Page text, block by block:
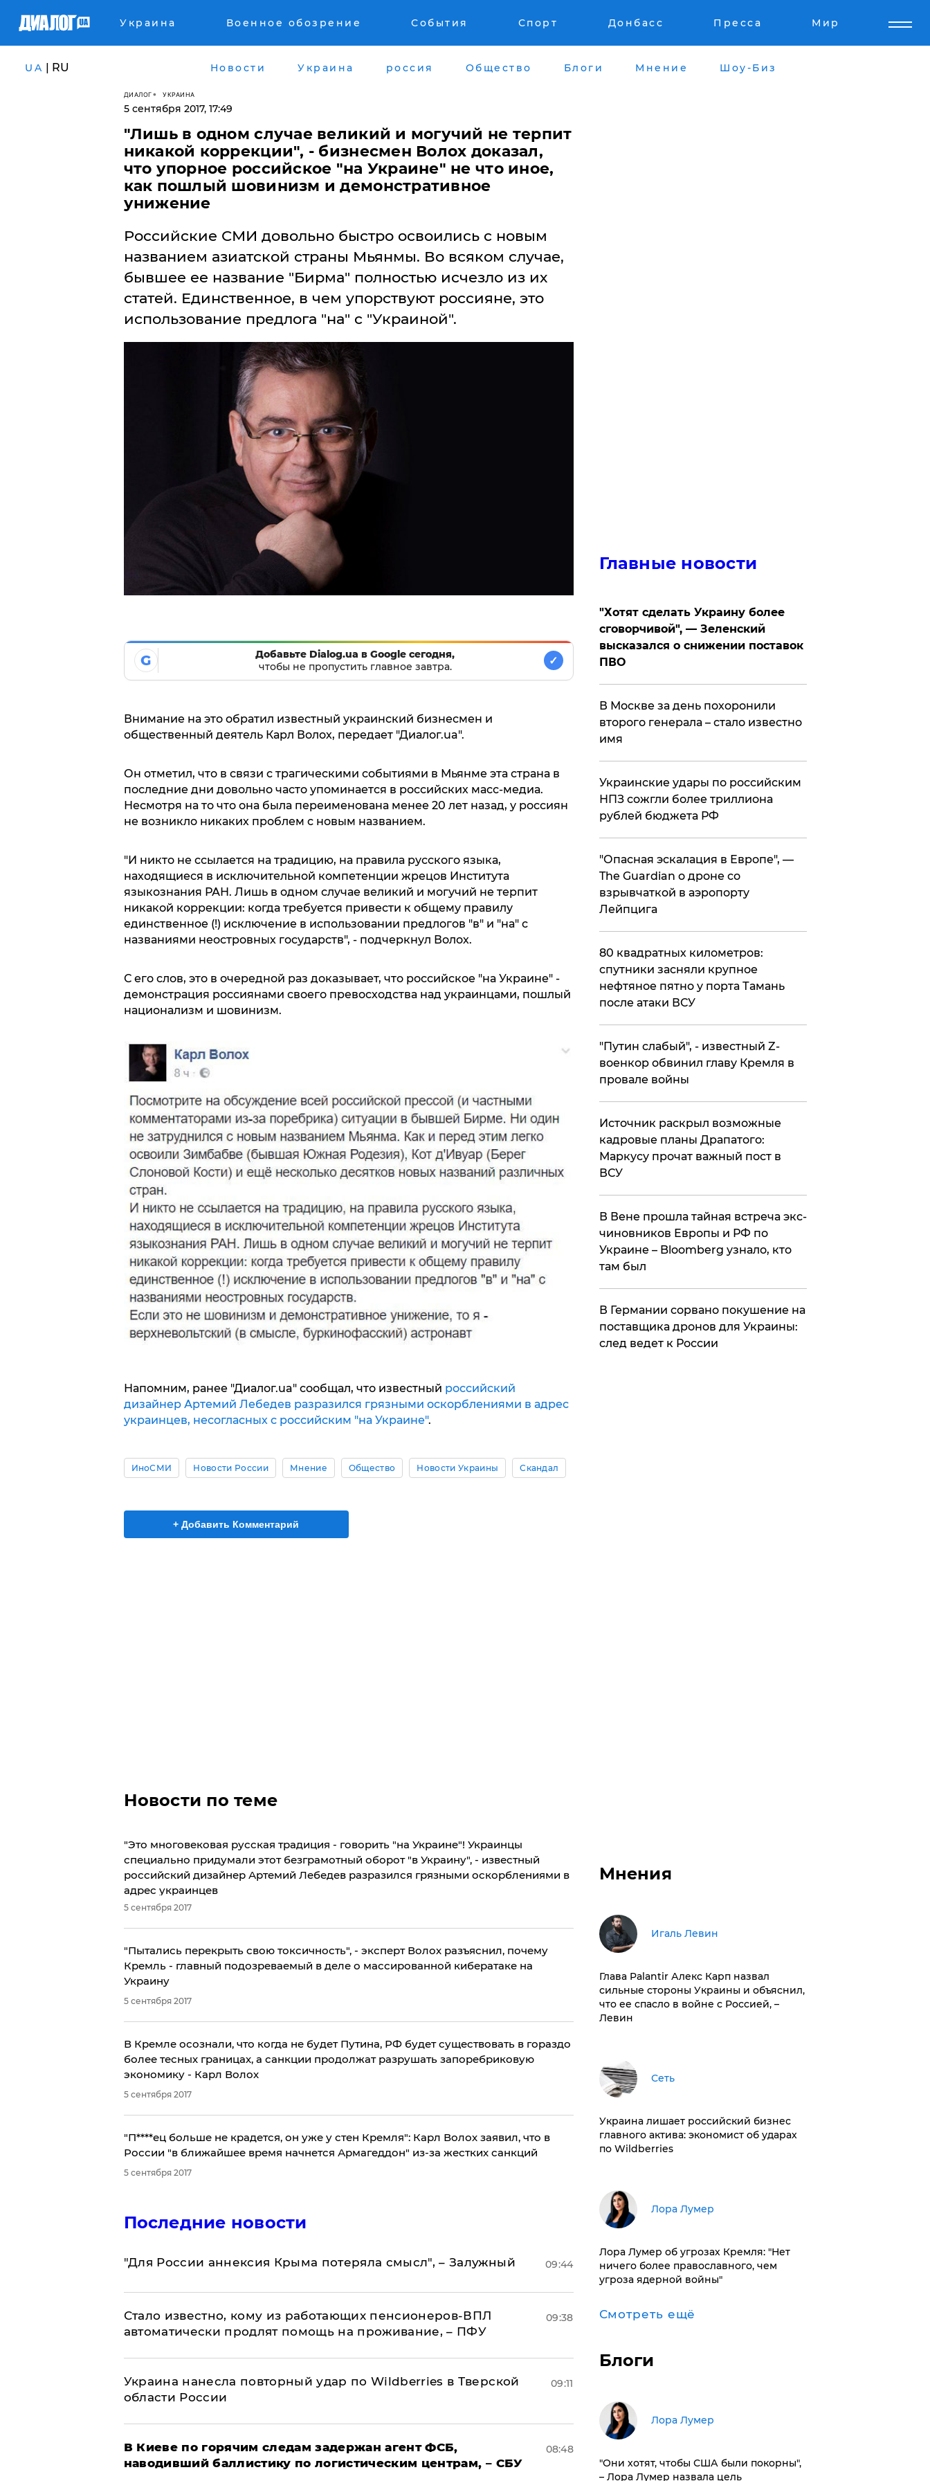
Украина Военное обозрение События Спорт Донбасс Пресса Мир
UA | RU Новости Украина россия Общество Блоги Мнение Шоу-Биз
ДИАЛОГ УКРАИНА
5 сентября 2017, 17:49
​"Лишь в одном случае великий и могучий не терпит
никакой коррекции", - бизнесмен Волох доказал,
что упорное российское "на Украине" не что иное,
как пошлый шовинизм и демонстративное
унижение
Российские СМИ довольно быстро освоились с новым
названием азиатской страны Мьянмы. Во всяком случае,
бывшее ее название "Бирма" полностью исчезло из их
статей. Единственное, в чем упорствуют россияне, это
использование предлога "на" с "Украиной".
G
Добавьте Dialog.ua в Google сегодня,
чтобы не пропустить главное завтра.
✓
Внимание на это обратил известный украинский бизнесмен и
общественный деятель Карл Волох, передает "Диалог.ua".
Он отметил, что в связи с трагическими событиями в Мьянме эта страна в
последние дни довольно часто упоминается в российских масс-медиа.
Несмотря на то что она была переименована менее 20 лет назад, у россиян
не возникло никаких проблем с новым названием.
"И никто не ссылается на традицию, на правила русского языка,
находящиеся в исключительной компетенции жрецов Института
языкознания РАН. Лишь в одном случае великий и могучий не терпит
никакой коррекции: когда требуется привести к общему правилу
единственное (!) исключение в использовании предлогов "в" и "на" с
названиями неостровных государств", - подчеркнул Волох.
С его слов, это в очередной раз доказывает, что российское "на Украине" -
демонстрация россиянами своего превосходства над украинцами, пошлый
национализм и шовинизм.
Напомним, ранее "Диалог.ua" сообщал, что известный российский
дизайнер Артемий Лебедев разразился грязными оскорблениями в адрес
украинцев, несогласных с российским "на Украине".
ИноСМИ Новости России Мнение Общество Новости Украины Скандал
+ Добавить Комментарий
Новости по теме
"Это многовековая русская традиция - говорить "на Украине"! Украинцы
специально придумали этот безграмотный оборот "в Украину", - известный
российский дизайнер Артемий Лебедев разразился грязными оскорблениями в
адрес украинцев
5 сентября 2017
​"Пытались перекрыть свою токсичность", - эксперт Волох разъяснил, почему
Кремль - главный подозреваемый в деле о массированной кибератаке на
Украину
5 сентября 2017
В Кремле осознали, что когда не будет Путина, РФ будет существовать в гораздо
более тесных границах, а санкции продолжат разрушать запоребриковую
экономику - Карл Волох
5 сентября 2017
"П****ец больше не крадется, он уже у стен Кремля": Карл Волох заявил, что в
России "в ближайшее время начнется Армагеддон" из-за жестких санкций
5 сентября 2017
Последние новости
"Для России аннексия Крыма потеряла смысл", – Залужный 09:44
Стало известно, кому из работающих пенсионеров-ВПЛ
автоматически продлят помощь на проживание, – ПФУ
09:38
Украина нанесла повторный удар по Wildberries в Тверской
области России
09:11
В Киеве по горячим следам задержан агент ФСБ,
наводивший баллистику по логистическим центрам, – СБУ
08:48
Главные новости
​"Хотят сделать Украину более
сговорчивой", — Зеленский
высказался о снижении поставок
ПВО
В Москве за день похоронили
второго генерала – стало известно
имя
Украинские удары по российским
НПЗ сожгли более триллиона
рублей бюджета РФ
"Опасная эскалация в Европе", —
The Guardian о дроне со
взрывчаткой в аэропорту
Лейпцига
80 квадратных километров:
спутники засняли крупное
нефтяное пятно у порта Тамань
после атаки ВСУ
​"Путин слабый", - известный Z-
военкор обвинил главу Кремля в
провале войны
​Источник раскрыл возможные
кадровые планы Драпатого:
Маркусу прочат важный пост в
ВСУ
В Вене прошла тайная встреча экс-
чиновников Европы и РФ по
Украине – Bloomberg узнало, кто
там был
​В Германии сорвано покушение на
поставщика дронов для Украины:
след ведет к России
Мнения
Игаль Левин
Глава Palantir Алекс Карп назвал
сильные стороны Украины и объяснил,
что ее спасло в войне с Россией, –
Левин
Сеть
​Украина лишает российский бизнес
главного актива: экономист об ударах
по Wildberries
​Лора Лумер
Лора Лумер об угрозах Кремля: "Нет
ничего более православного, чем
угроза ядерной войны"
Смотреть ещё
Блоги
​Лора Лумер
"Они хотят, чтобы США были покорны",
– Лора Лумер назвала цель